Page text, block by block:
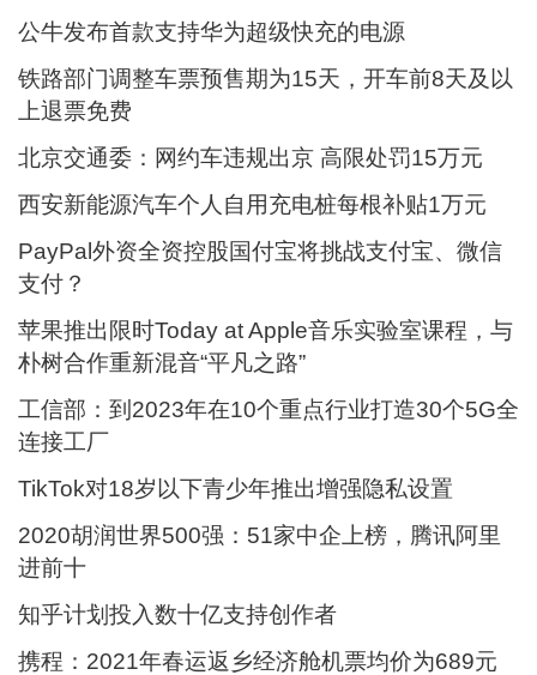
公牛发布首款支持华为超级快充的电源
铁路部门调整车票预售期为15天，开车前8天及以
上退票免费
北京交通委：网约车违规出京 高限处罚15万元
西安新能源汽车个人自用充电桩每根补贴1万元
PayPal外资全资控股国付宝将挑战支付宝、微信
支付？
苹果推出限时Today at Apple音乐实验室课程，与
朴树合作重新混音“平凡之路”
工信部：到2023年在10个重点行业打造30个5G全
连接工厂
TikTok对18岁以下青少年推出增强隐私设置
2020胡润世界500强：51家中企上榜，腾讯阿里
进前十
知乎计划投入数十亿支持创作者
携程：2021年春运返乡经济舱机票均价为689元